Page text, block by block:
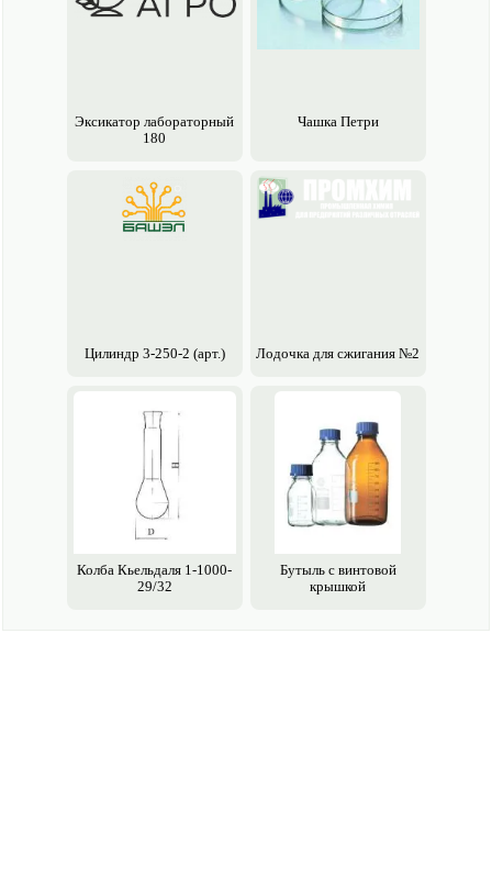
Эксикатор лабораторный
180
Чашка Петри
Цилиндр 3-250-2 (арт.) Лодочка для сжигания №2
Колба Кьельдаля 1-1000-
29/32
Бутыль с винтовой
крышкой